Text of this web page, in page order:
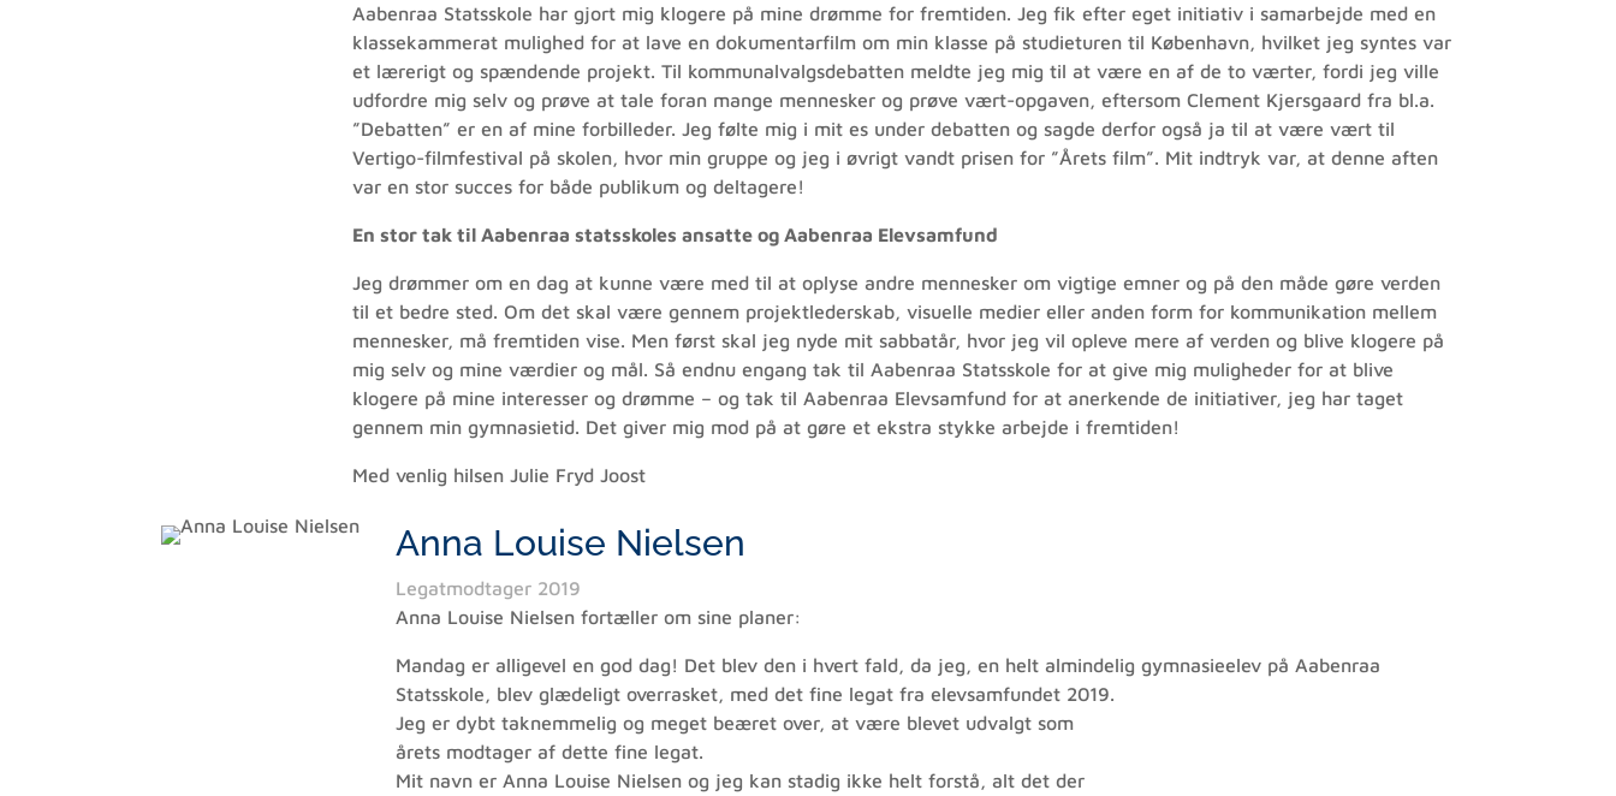
Aabenraa Statsskole har gjort mig klogere på mine drømme for fremtiden. Jeg fik efter eget initiativ i samarbejde med en
klassekammerat mulighed for at lave en dokumentarfilm om min klasse på studieturen til København, hvilket jeg syntes var
et lærerigt og spændende projekt. Til kommunalvalgsdebatten meldte jeg mig til at være en af de to værter, fordi jeg ville
udfordre mig selv og prøve at tale foran mange mennesker og prøve vært-opgaven, eftersom Clement Kjersgaard fra bl.a.
”Debatten” er en af mine forbilleder. Jeg følte mig i mit es under debatten og sagde derfor også ja til at være vært til
Vertigo-filmfestival på skolen, hvor min gruppe og jeg i øvrigt vandt prisen for ”Årets film”. Mit indtryk var, at denne aften
var en stor succes for både publikum og deltagere!
En stor tak til Aabenraa statsskoles ansatte og Aabenraa Elevsamfund
Jeg drømmer om en dag at kunne være med til at oplyse andre mennesker om vigtige emner og på den måde gøre verden
til et bedre sted. Om det skal være gennem projektlederskab, visuelle medier eller anden form for kommunikation mellem
mennesker, må fremtiden vise. Men først skal jeg nyde mit sabbatår, hvor jeg vil opleve mere af verden og blive klogere på
mig selv og mine værdier og mål. Så endnu engang tak til Aabenraa Statsskole for at give mig muligheder for at blive
klogere på mine interesser og drømme – og tak til Aabenraa Elevsamfund for at anerkende de initiativer, jeg har taget
gennem min gymnasietid. Det giver mig mod på at gøre et ekstra stykke arbejde i fremtiden!
Med venlig hilsen Julie Fryd Joost
Anna Louise Nielsen
Legatmodtager 2019
Anna Louise Nielsen fortæller om sine planer:
Mandag er alligevel en god dag! Det blev den i hvert fald, da jeg, en helt almindelig gymnasieelev på Aabenraa
Statsskole, blev glædeligt overrasket, med det fine legat fra elevsamfundet 2019.
Jeg er dybt taknemmelig og meget beæret over, at være blevet udvalgt som
årets modtager af dette fine legat.
Mit navn er Anna Louise Nielsen og jeg kan stadig ikke helt forstå, alt det der